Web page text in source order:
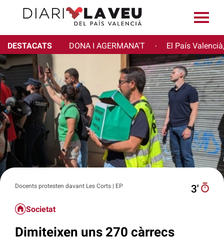
DESTACATS DONA I AGERMANA'T · El País
Docents protesten davant Les Corts | EP 3′
Societat
Dimiteixen uns 270 càrrecs